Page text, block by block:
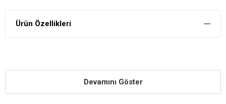
Ürün Özellikleri
Devamını Göster